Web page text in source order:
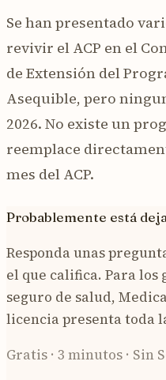
Se han presentado
revivir el ACP en el
de Extensión del
Asequible, pero
2026. No existe un
reemplace
mes del ACP.
Probablemente está
Responda unas
el que califica. Para los
seguro de salud,
licencia presenta toda
Gratis · 3 minutos · Sin